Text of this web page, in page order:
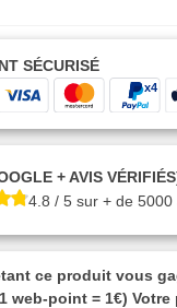
SÉCURISÉ
+ AVIS
4.8 / 5 sur + de 5000
ce produit vous
web-point = 1€)